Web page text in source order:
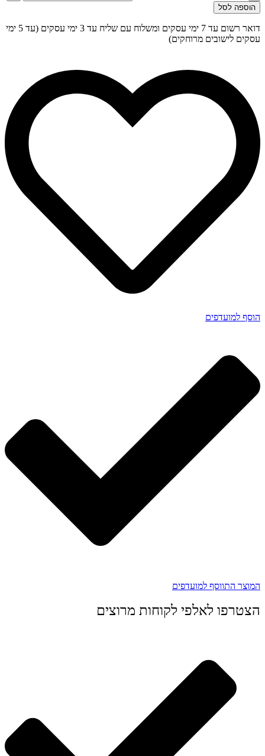
הוספה לסל
דואר רשום עד 7 ימי עסקים ומשלוח עם שליח עד 3 ימי עסקים (עד 5 ימי
עסקים לישובים מרוחקים)
הוסף למועדפים
המוצר התווסף למועדפים
הצטרפו לאלפי לקוחות מרוצים